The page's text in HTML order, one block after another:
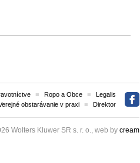
Ropo a Obce
Legalis
obstarávanie v praxi Direktor
Wolters Kluwer SR s. r. o., web by cream